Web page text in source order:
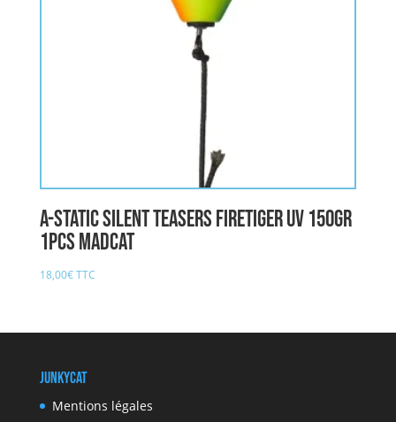
A-STATIC SILENT TEASERS FIRETIGER UV 150gr
1pcs MADCAT
18,00€TTC
JunkyCat
Mentions légales